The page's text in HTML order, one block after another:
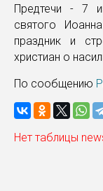
Предтечи - 7
святого
праздник и
христиан о
По сообщению
Нет таблицы